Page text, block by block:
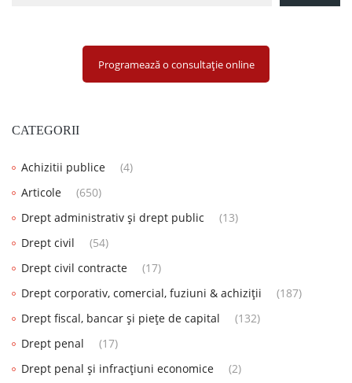
Programează o consultație online
CATEGORII
Achizitii publice
(4)
Articole
(650)
Drept administrativ și drept public
(13)
Drept civil
(54)
Drept civil contracte
(17)
Drept corporativ, comercial, fuziuni & achiziții
(187)
Drept fiscal, bancar și piețe de capital
(132)
Drept penal
(17)
Drept penal și infracțiuni economice
(2)